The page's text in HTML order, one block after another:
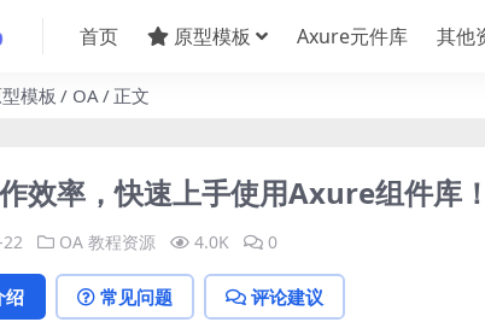
首页 原型模板 Axure元件库 其他
模板 OA 正文
效率，快速上手使用Axure组件库！
OA 教程资源 4.0K 0
绍 常见问题 评论建议